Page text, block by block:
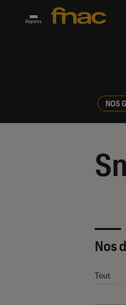
Rayons
NOS
Nos
Tout